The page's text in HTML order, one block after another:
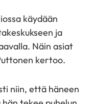
käydään
ja
Näin asiat
kertoo.
niin, että häneen